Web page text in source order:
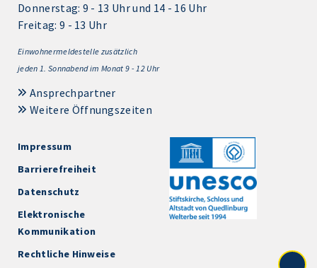
Donnerstag: 9 - 13 Uhr und 14 - 16 Uhr
Freitag: 9 - 13 Uhr
Einwohnermeldestelle zusätzlich
jeden 1. Sonnabend im Monat 9 - 12 Uhr
Ansprechpartner
Weitere Öffnungszeiten
Impressum
Barrierefreiheit
Datenschutz
Elektronische
Kommunikation
Rechtliche Hinweise